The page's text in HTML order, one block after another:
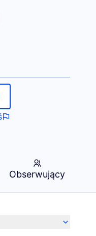
Obserwujący